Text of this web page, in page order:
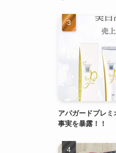
アパガードプレ
事実を暴露！！